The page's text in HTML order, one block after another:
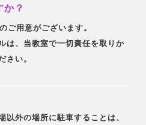
か？
ご用意がございます。
は、当教室で一切責任を取りか
さい。
以外の場所に駐車することは、